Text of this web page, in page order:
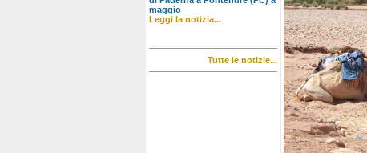
maggio
Leggi la notizia...
Tutte le notizie...